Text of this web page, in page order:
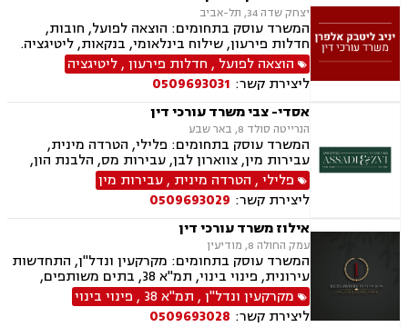
יצחק שדה 34, תל-אביב
המשרד עוסק בתחומים: הוצאה לפועל, חובות,
חדלות פירעון, שילוח בינלאומי, בנקאות, ליטיגציה.
הוצאה לפועל , חדלות פירעון,ליטיגציה
ליצירת קשר: 0509693031
אסדי- צבי משרד עורכי דין
הנרייטה סולד 8, באר שבע
המשרד עוסק בתחומים: פלילי, הטרדה מינית,
עבירות מין, צווארון לבן, עבירות מס, הלבנת הון,
רישוי נשק, ייצוג קטינים, אלימות במשפחה, עבירות
סמים, ועדת שחרורים, עבירות סייבר, סירוב ויזה
לארה"ב, מחיקת רישום פלילי, הסגרה ופשיעה
בינלאומית, נפגעי עבירה, תעבורה, נהיגה בשכרות,
המכון הרפואי לבטיחות בדרכים, שלילת רישיון
נהיגה, פסילת רישיון מנהלית.
פלילי, הטרדה מינית ,עבירות מין
ליצירת קשר: 0509693029
אילוז משרד עורכי דין
עמק החולה 8, מודיעין
המשרד עוסק בתחומים: מקרקעין ונדל"ן, התחדשות
עירונית, פינוי בינוי, תמ"א 38, בתים משותפים,
מגרשים לבנייה, עסקאות מכר דירה
מקרקעין ונדל"ן, תמ"א 38 , פינוי בינוי
ליצירת קשר: 0509693028